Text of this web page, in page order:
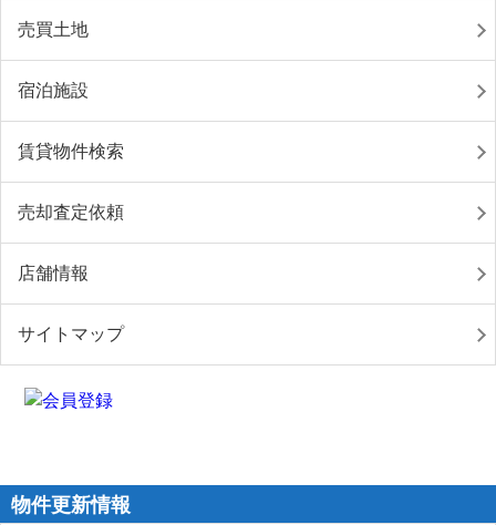
売買土地
宿泊施設
賃貸物件検索
売却査定依頼
店舗情報
サイトマップ
物件更新情報